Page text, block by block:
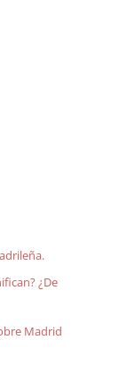
¿De
Madrid